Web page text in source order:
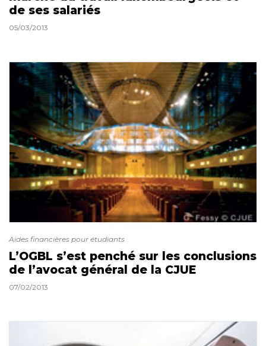
de ses salariés
05/03/2013
Aides financières pour étudiants
L’OGBL s’est penché sur les conclusions
de l’avocat général de la CJUE
07/02/2013